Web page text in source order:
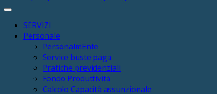
SERVIZI
Personale
PersonalmEnte
Service buste paga
Pratiche previdenziali
Fondo Produttività
Calcolo Capacità assunzionale